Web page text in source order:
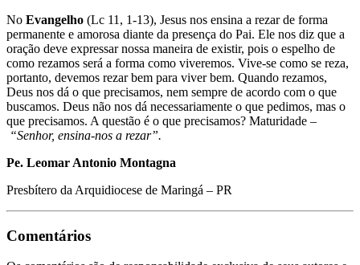
No Evangelho (Lc 11, 1-13), Jesus nos ensina a rezar de forma
permanente e amorosa diante da presença do Pai. Ele nos diz que a
oração deve expressar nossa maneira de existir, pois o espelho de
como rezamos será a forma como viveremos. Vive-se como se reza,
portanto, devemos rezar bem para viver bem. Quando rezamos,
Deus nos dá o que precisamos, nem sempre de acordo com o que
buscamos. Deus não nos dá necessariamente o que pedimos, mas o
que precisamos. A questão é o que precisamos? Maturidade –
“Senhor, ensina-nos a rezar”.
Pe. Leomar Antonio Montagna
Presbítero da Arquidiocese de Maringá – PR
Comentários